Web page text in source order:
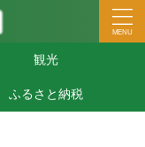
観光
ふるさと納税